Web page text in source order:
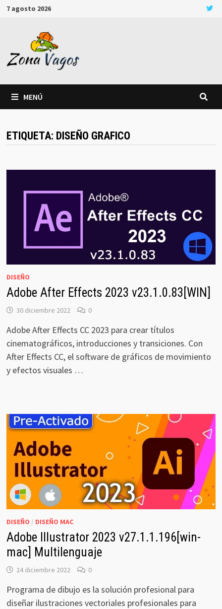
Saltar
7 agosto 2026
MENÚ
ETIQUETA: DISEÑO GRAFICO
DISEÑO
Adobe After Effects 2023 v23.1.0.83[WIN]
30 diciembre 2022 0
Adobe After Effects CC 2023 para crear títulos
cinematográficos, introducciones y transiciones. Con
After Effects CC, el software de gráficos de movimiento
y efectos visuales …
DISEÑO / DISEÑO MAC
Adobe Illustrator 2023 v27.1.1.196[win-
mac] Multilenguaje
24 diciembre 2022 0
Programa de dibujo es la solución profesional para
diseñar ilustraciones vectoriales profesionales para